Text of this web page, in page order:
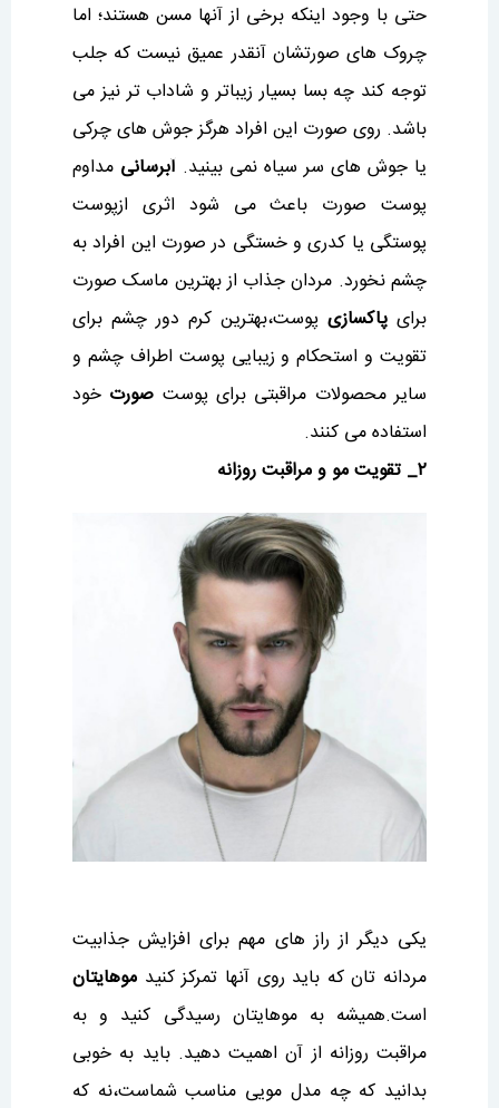
حتی با وجود اینکه برخی از آنها مسن هستند؛ اما
چروک های صورتشان آنقدر عمیق نیست که جلب
توجه کند چه بسا بسیار زیباتر و شاداب تر نیز می
باشد. روی صورت این افراد هرگز جوش های چرکی
یا جوش های سر سیاه نمی بینید. آبرسانی مداوم
پوست صورت باعث می شود اثری ازپوست
پوستگی یا کدری و خستگی در صورت این افراد به
چشم نخورد. مردان جذاب از بهترین ماسک صورت
برای پاکسازی پوست،بهترین کرم دور چشم برای
تقویت و استحکام و زیبایی پوست اطراف چشم و
سایر محصولات مراقبتی برای پوست صورت خود
استفاده می کنند.
۲_ تقویت مو و مراقبت روزانه
یکی دیگر از راز های مهم برای افزایش جذابیت
مردانه تان که باید روی آنها تمرکز کنید موهایتان
است.همیشه به موهایتان رسیدگی کنید و به
مراقبت روزانه از آن اهمیت دهید. باید به خوبی
بدانید که چه مدل مویی مناسب شماست،نه که